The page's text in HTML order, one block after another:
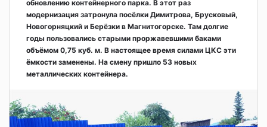
обновлению контейнерного парка. В этот раз
модернизация затронула посёлки Димитрова, Брусковый,
Новогорняцкий и Берёзки в Магнитогорске. Там долгие
годы пользовались старыми проржавевшими баками
объёмом 0,75 куб. м. В настоящее время силами ЦКС эти
ёмкости заменены. На смену пришло 53 новых
металлических контейнера.